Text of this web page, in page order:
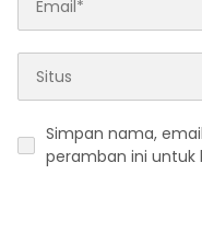
Simpan nama,
peramban ini untuk